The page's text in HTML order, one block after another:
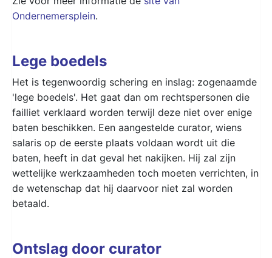
Ondernemersplein.
Lege boedels
Het is tegenwoordig schering en inslag: zogenaamde
'lege boedels'. Het gaat dan om rechtspersonen die
failliet verklaard worden terwijl deze niet over enige
baten beschikken. Een aangestelde curator, wiens
salaris op de eerste plaats voldaan wordt uit die
baten, heeft in dat geval het nakijken. Hij zal zijn
wettelijke werkzaamheden toch moeten verrichten, in
de wetenschap dat hij daarvoor niet zal worden
betaald.
Ontslag door curator